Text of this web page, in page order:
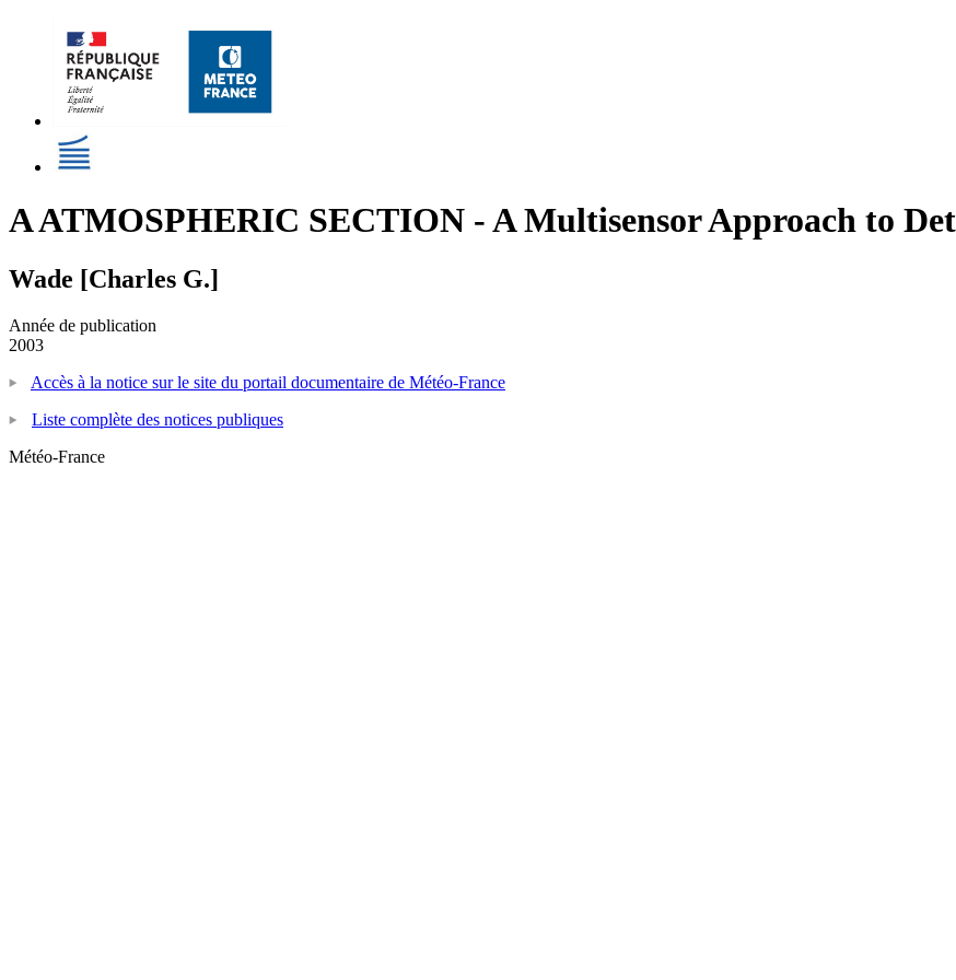
A ATMOSPHERIC SECTION - A Multisensor Approach to
Wade [Charles G.]
Année de publication
2003
Accès à la notice sur le site du portail documentaire de Météo-France
Liste complète des notices publiques
Météo-France